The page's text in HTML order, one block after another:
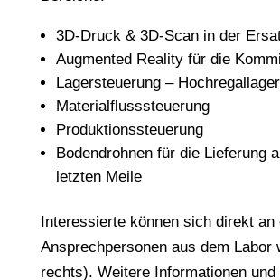
3D-Druck & 3D-Scan in der
Augmented Reality für die
Lagersteuerung – Hochregallager
Materialflusssteuerung
Produktionssteuerung
Bodendrohnen für die Lieferung
letzten Meile
Interessierte können sich direkt an
Ansprechpersonen aus dem Labor
rechts). Weitere Informationen und